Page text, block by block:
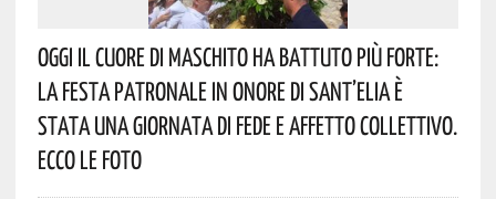
Oggi Il Cuore Di Maschito Ha Battuto Più Forte:
La Festa Patronale In Onore Di Sant’Elia È
Stata Una Giornata Di Fede E Affetto Collettivo.
Ecco Le Foto